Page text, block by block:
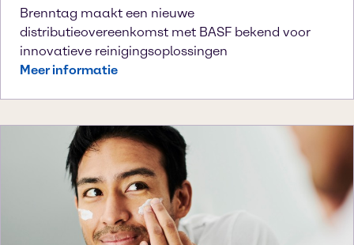
Brenntag maakt een nieuwe
distributieovereenkomst met BASF bekend voor
innovatieve reinigingsoplossingen
Meer informatie